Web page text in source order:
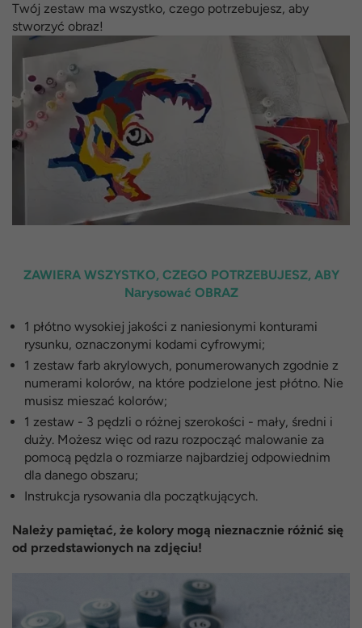
Twój zestaw ma wszystko, czego potrzebujesz, aby
stworzyć obraz!
ZAWIERA WSZYSTKO, CZEGO POTRZEBUJESZ, ABY
Nаrysować OBRAZ
1 płótno wysokiej jakości z naniesionymi konturami
rysunku, oznaczonymi kodami cyfrowymi;
1 zestaw farb akrylowych, ponumerowanych zgodnie z
numerami kolorów, na które podzielone jest płótno. Nie
musisz mieszać kolorów;
1 zestaw - 3 pędzli o różnej szerokości - mały, średni i
duży. Możesz więc od razu rozpocząć malowanie za
pomocą pędzla o rozmiarze najbardziej odpowiednim
dla danego obszaru;
Instrukcja rysowania dla początkujących.
Należy pamiętać, że kolory mogą nieznacznie różnić się
od przedstawionych na zdjęciu!